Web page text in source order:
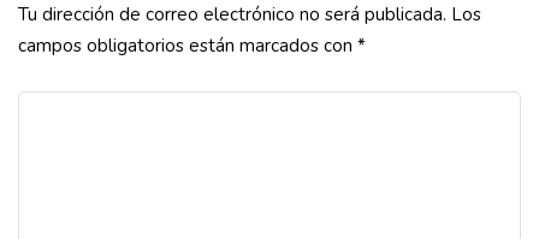
Tu dirección de correo electrónico no será publicada. Los
campos obligatorios están marcados con *